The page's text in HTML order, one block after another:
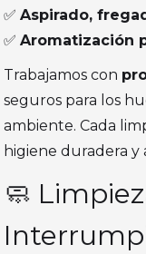
✅Aspirado,
✅Aromatización
Trabajamos con
seguros para los
ambiente. Cada
higiene duradera y
🧼